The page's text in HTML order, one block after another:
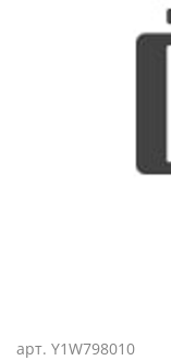
арт. Y1W798010